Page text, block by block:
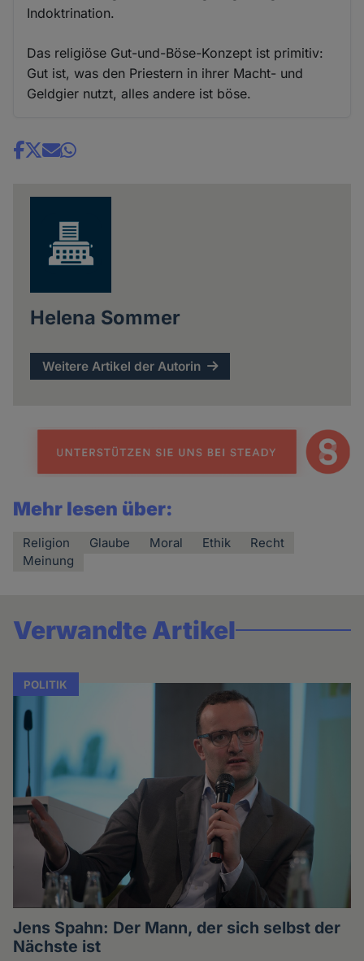
Indoktrination.
Das religiöse Gut-und-Böse-Konzept ist primitiv:
Gut ist, was den Priestern in ihrer Macht- und
Geldgier nutzt, alles andere ist böse.
Share
Helena Sommer
Weitere Artikel der Autorin
Mehr lesen über:
Religion Glaube Moral Ethik
Recht
Meinung
Verwandte Artikel
POLITIK
Jens Spahn: Der Mann, der sich selbst der
Nächste ist